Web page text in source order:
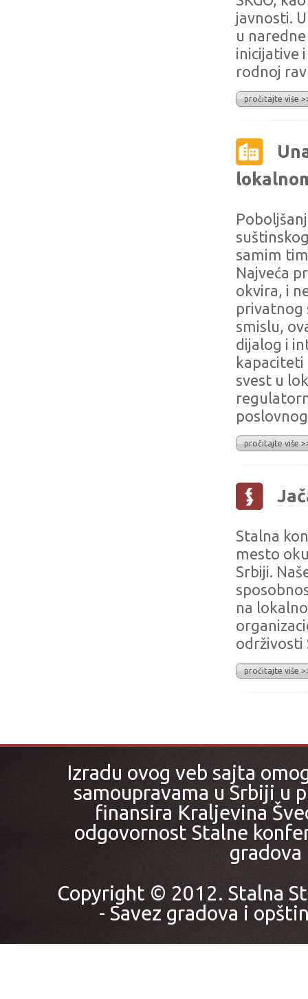
javnosti.
u
inicijative
rodnoj
pročitajte više
samim
Najveća
okvira, i
privatnog
smislu,
dijalog i
kapaciteti
svest u
pročitajte više
Stalna
mesto
Srbiji.
na
održivosti
pročitajte više
Izradu ovog veb sajta
samoupravama u Srbiji u
finansira Kraljevina
odgovornost Stalne
gradova
Copyright © 2012. Stalna
- Savez gradova i